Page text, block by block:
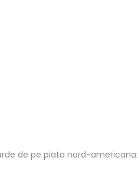
de pe piata nord-americana: